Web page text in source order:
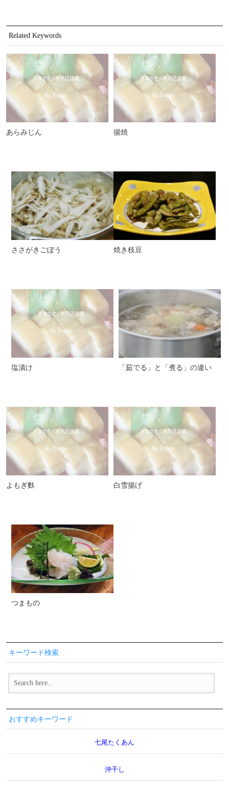
Related Keywords
あらみじん 揚焼
ささがきごぼう 焼き枝豆
塩漬け 「茹でる」と「煮る」の違い
よもぎ麩 白雪揚げ
つまもの
キーワード検索
おすすめキーワード
七尾たくあん
沖干し